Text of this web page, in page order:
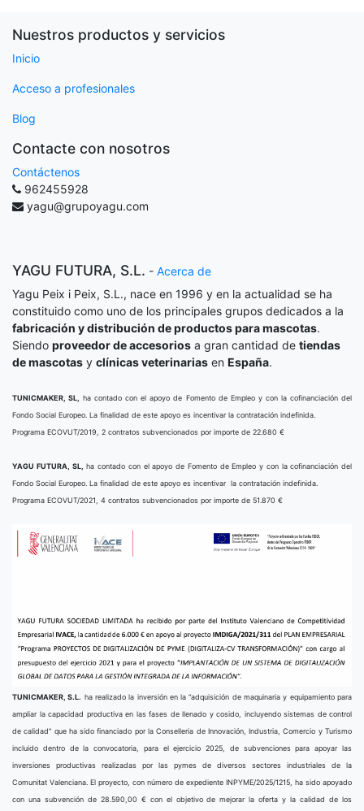
Nuestros productos y servicios
Inicio
Acceso a profesionales
Blog
Contacte con nosotros
Contáctenos
962455928
yagu@grupoyagu.com
YAGU FUTURA, S.L. - Acerca de
Yagu Peix i Peix, S.L., nace en 1996 y en la actualidad se ha
constituido como uno de los principales grupos dedicados a la
fabricación y distribución de productos para mascotas.
Siendo proveedor de accesorios a gran cantidad de tiendas
de mascotas y clínicas veterinarias en España.
TUNICMAKER, SL,
ha contado con el apoyo de Fomento de Empleo y con la cofinanciación del
Fondo Social Europeo. La finalidad de este apoyo es incentivar la contratación indefinida.
Programa ECOVUT/2019, 2 contratos subvencionados por importe de 22.680 €
YAGU FUTURA, SL,
ha contado con el apoyo de Fomento de Empleo y con la cofinanciación del
Fondo Social Europeo. La finalidad de este apoyo es incentivar la contratación indefinida.
Programa ECOVUT/2021, 4 contratos subvencionados por importe de 51.870 €
TUNICMAKER, S.L. ha realizado la inversión en la “adquisición de maquinaria y equipamiento para
ampliar la capacidad productiva en las fases de llenado y cosido, incluyendo sistemas de control
de calidad” que ha sido financiado por la Conselleria de Innovación, Industria, Comercio y Turismo
incluido dentro de la convocatoria, para el ejercicio 2025, de subvenciones para apoyar las
inversiones productivas realizadas por las pymes de diversos sectores industriales de la
Comunitat Valenciana. El proyecto, con número de expediente INPYME/2025/1215, ha sido apoyado
con una subvención de 28.590,00 € con el objetivo de mejorar la oferta y la calidad de los